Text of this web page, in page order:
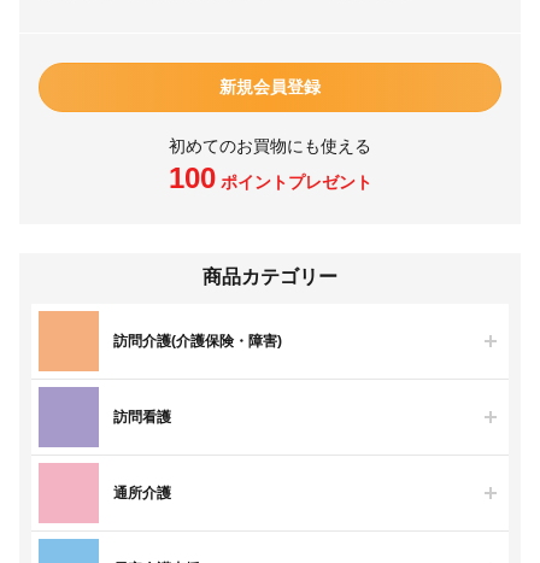
新規会員登録
初めてのお買物にも使える
100ポイントプレゼント
商品カテゴリー
訪問介護(介護保険・障害)
訪問看護
通所介護